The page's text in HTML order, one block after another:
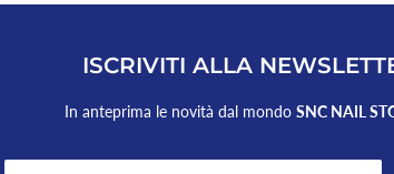
ISCRIVITI ALLA
In anteprima le novità dal mondo SNC NAIL